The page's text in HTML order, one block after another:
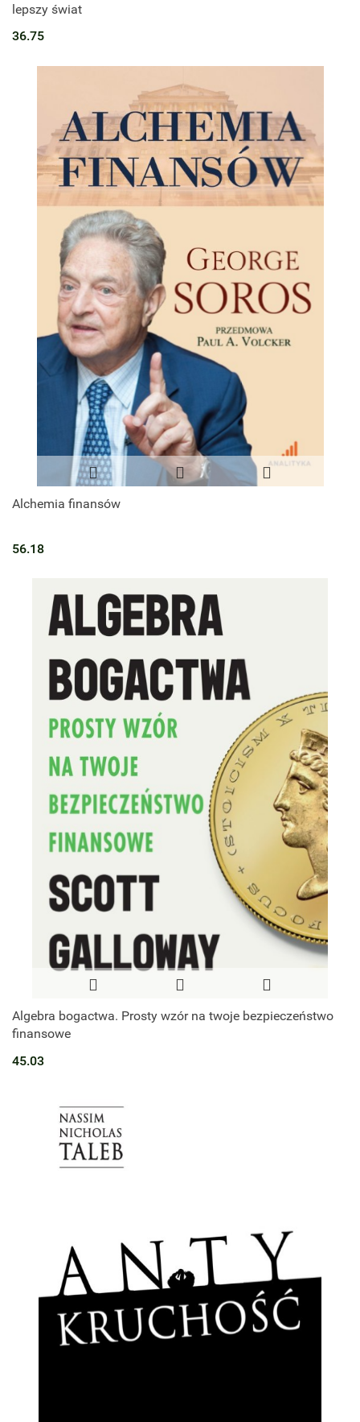
lepszy świat
36.75
Alchemia finansów
56.18
Algebra bogactwa. Prosty wzór na twoje bezpieczeństwo
finansowe
45.03